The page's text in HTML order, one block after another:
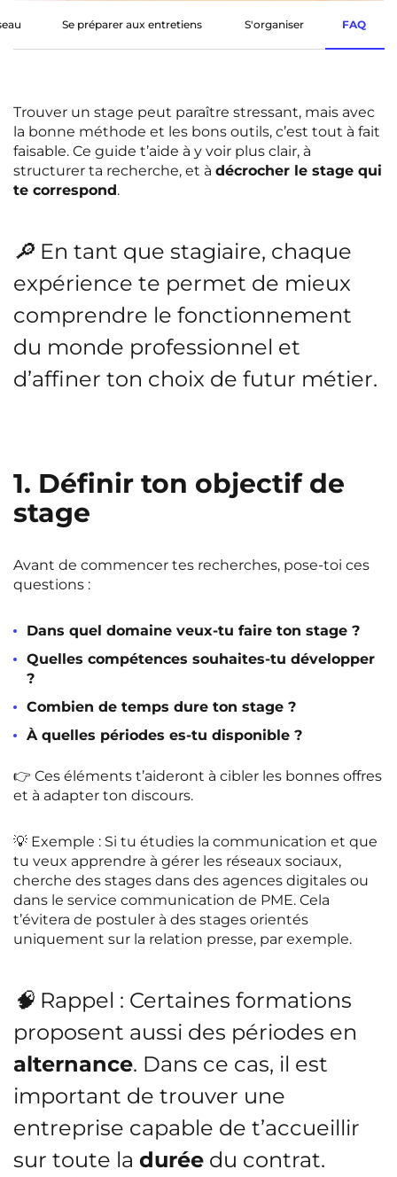
Voir toutes les villes
Saint-Denis Saint-Etienne
Toulouse NEW! Tours
Valenciennes Vichy
Villejuif
Se préparer aux entretiens S'organiser FAQ
Trouver un stage peut paraître stressant, mais avec
la bonne méthode et les bons outils, c’est tout à fait
faisable. Ce guide t’aide à y voir plus clair, à
structurer ta recherche, et à décrocher le stage qui
te correspond.
🔎 En tant que stagiaire, chaque
expérience te permet de mieux
comprendre le fonctionnement
du monde professionnel et
d’affiner ton choix de futur métier.
1. Définir ton objectif de
stage
Avant de commencer tes recherches, pose-toi ces
questions :
Dans quel domaine veux-tu faire ton stage ?
Quelles compétences souhaites-tu développer
?
Combien de temps dure ton stage ?
À quelles périodes es-tu disponible ?
👉 Ces éléments t’aideront à cibler les bonnes offres
et à adapter ton discours.
💡 Exemple : Si tu étudies la communication et que
tu veux apprendre à gérer les réseaux sociaux,
cherche des stages dans des agences digitales ou
dans le service communication de PME. Cela
t’évitera de postuler à des stages orientés
uniquement sur la relation presse, par exemple.
🧠 Rappel : Certaines formations
proposent aussi des périodes en
alternance. Dans ce cas, il est
important de trouver une
entreprise capable de t’accueillir
sur toute la durée du contrat.